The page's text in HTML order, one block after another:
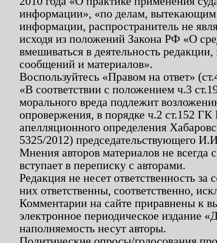
информации», «по делам, вытекающим
информации, распространитель не
исходя из положений Закона РФ «О
вмешиваться в деятельность
сообщений и материалов».
Воспользуйтесь «Правом на ответ»
«В соответствии с положением ч.3
морального вреда подлежит
опровержения, в порядке ч.2 ст.152
апелляционного определения
5325/2012) председательствующего
Мнения авторов материалов не
вступает в переписку с авторами.
Редакция не несет ответственность
них ответственны, соответственно,
Комментарии на сайте приравнены к
электронное периодическое издание
наполняемость несут авторы.